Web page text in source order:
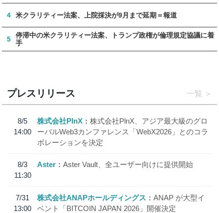
4 米クラリティー法案、上院採決が9月まで延期＝報道
5
停滞中の米クラリティー法案、トランプ政権が倫理規定協議に着
手
プレスリリース 一覧
8/5
14:00
株式会社PlnX
株式会社PlnX、アジア最大級のグロ
ーバルWeb3カンファレンス「WebX2026」とのコラ
ボレーションを決定
8/3
11:30
Aster Aster Vault、全ユーザー向けに提供開始
7/31
13:00
株式会社ANAPホールディングス
ANAP が大型イ
ベント「BITCOIN JAPAN 2026」開催決定